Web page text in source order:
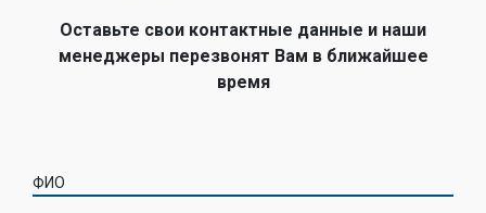
Оставьте свои контактные данные и наши
менеджеры перезвонят Вам в ближайшее
время
ФИО